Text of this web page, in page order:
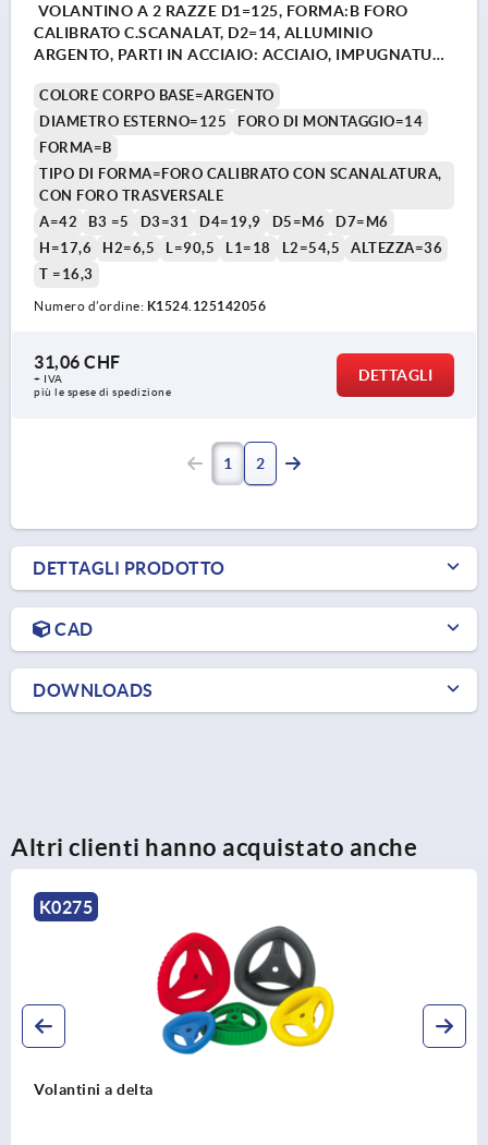
VOLANTINO A 2 RAZZE D1=125, FORMA:B FORO
CALIBRATO C.SCANALAT, D2=14, ALLUMINIO
ARGENTO, PARTI IN ACCIAIO: ACCIAIO, IMPUGNATURA
COLORE CORPO BASE=ARGENTO
DIAMETRO ESTERNO=125
FORO DI MONTAGGIO=14
FORMA=B
TIPO DI FORMA=FORO CALIBRATO CON SCANALATURA,
CON FORO TRASVERSALE
A=42
B3 =5 D3=31 D4=19,9 D5=M6
D7=M6
H=17,6
H2=6,5 L=90,5 L1=18 L2=54,5
ALTEZZA=36
T =16,3
Numero d’ordine: K1524.125142056
31,06 CHF
+ IVA
più le spese di spedizione
DETTAGLI
1 2
DETTAGLI PRODOTTO
CAD
DOWNLOADS
Altri clienti hanno acquistato anche
K0725
Volantini a 2 razze in plastica